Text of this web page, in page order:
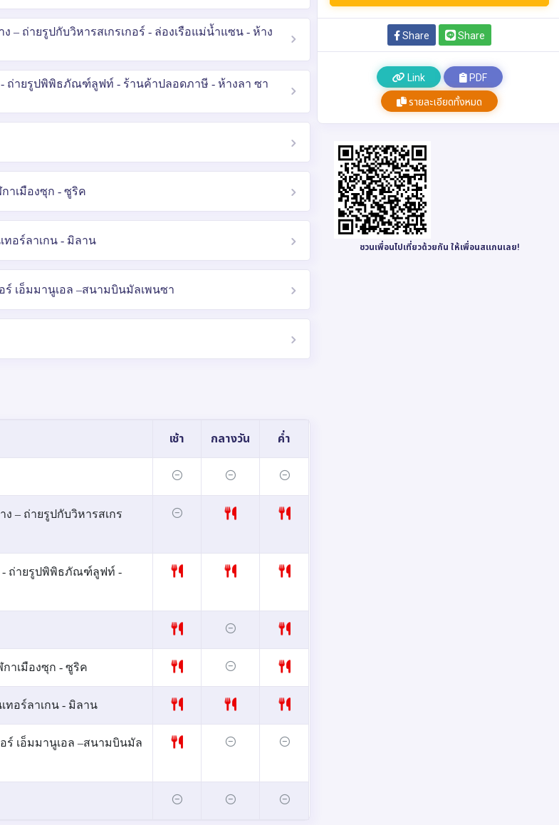
– ถ่ายรูปกับวิหารสเกรเกอร์ - ล่องเรือแม่น้ำแซน - ห้าง
- ถ่ายรูปพิพิธภัณฑ์ลูฟท์ - ร้านค้าปลอดภาษี - ห้างลา ซา
าเมืองซุก - ซูริค
ทอร์ลาเกน - มิลาน
ร์ เอ็มมานูเอล –สนามบินมัลเพนซา
เช้า กลางวัน ค่ำ
– ถ่ายรูปกับวิหารสเกร
- ถ่ายรูปพิพิธภัณฑ์ลูฟท์ -
าเมืองซุก - ซูริค
ทอร์ลาเกน - มิลาน
อร์ เอ็มมานูเอล –สนามบินมัล
Share Share
Link PDF
รายละเอียดทั้งหมด
ชวนเพื่อนไปเที่ยวด้วยกัน ให้เพื่อนสแกนเลย!